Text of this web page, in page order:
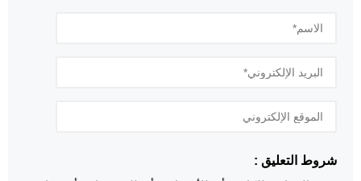
شروط التعليق :